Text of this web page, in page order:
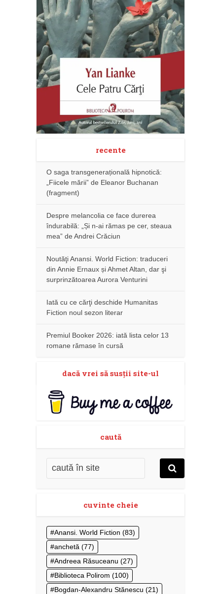
recente
O saga transgenerațională hipnotică:
„Fiicele mării” de Eleanor Buchanan
(fragment)
Despre melancolia ce face durerea
îndurabilă: „Și n-ai rămas pe cer, steaua
mea” de Andrei Crăciun
Noutăţi Anansi. World Fiction: traduceri
din Annie Ernaux și Ahmet Altan, dar şi
surprinzătoarea Aurora Venturini
Iată cu ce cărţi deschide Humanitas
Fiction noul sezon literar
Premiul Booker 2026: iată lista celor 13
romane rămase în cursă
dacă vrei să susţii site-ul
caută
cuvinte cheie
Anansi. World Fiction (83)
anchetă (77)
Andreea Răsuceanu (27)
Biblioteca Polirom (100)
Bogdan-Alexandru Stănescu (21)